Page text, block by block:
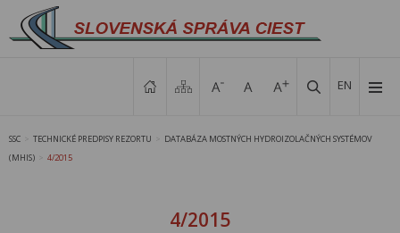
EN
SSC TECHNICKÉ PREDPISY REZORTU
DATABÁZA MOSTNÝCH HYDROIZOLAČNÝCH SYSTÉMOV
(MHIS)
4/2015
4/2015